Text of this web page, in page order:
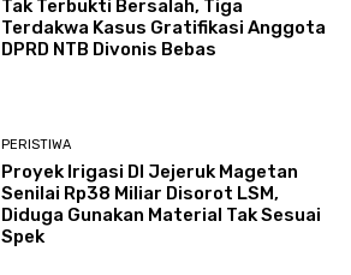
Tak Terbukti Bersalah, Tiga
Terdakwa Kasus Gratifikasi Anggota
DPRD NTB Divonis Bebas
PERISTIWA
Proyek Irigasi DI Jejeruk Magetan
Senilai Rp38 Miliar Disorot LSM,
Diduga Gunakan Material Tak Sesuai
Spek